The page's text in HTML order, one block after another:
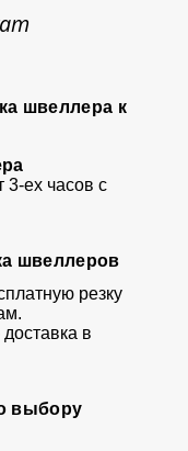
швеллера к
3-ех часов с
швеллеров
резку
доставка в
выбору